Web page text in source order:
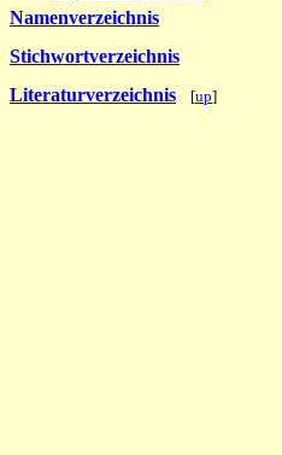
Namenverzeichnis
Stichwortverzeichnis
Literaturverzeichnis
[up]